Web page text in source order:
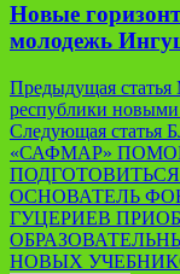
Новые
молодежь
Навигация
по
записям
Предыдущая статья
республики
Следующая статья
«САФМАР»
ОСНОВАТЕЛЬ
ГУЦЕРИЕВ
НОВЫХ